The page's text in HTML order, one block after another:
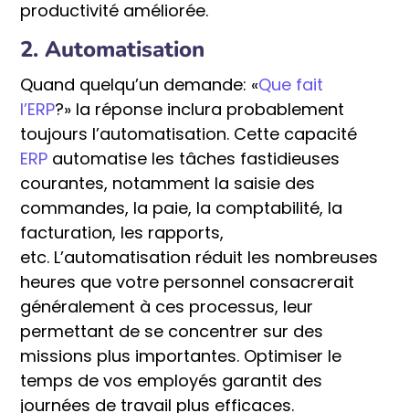
productivité améliorée.
2. Automatisation
Quand quelqu’un demande: «Que fait
l’ERP?» la réponse inclura probablement
toujours l’automatisation. Cette capacité
ERP automatise les tâches fastidieuses
courantes, notamment la saisie des
commandes, la paie, la comptabilité, la
facturation, les rapports,
etc. L’automatisation réduit les nombreuses
heures que votre personnel consacrerait
généralement à ces processus, leur
permettant de se concentrer sur des
missions plus importantes. Optimiser le
temps de vos employés garantit des
journées de travail plus efficaces.